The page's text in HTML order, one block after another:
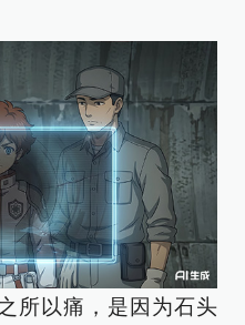
所以痛，是因为石头